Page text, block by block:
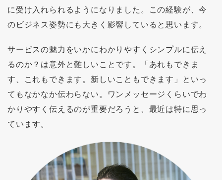
に受け入れられるようになりました。この経験が、今
のビジネス姿勢にも大きく影響していると思います。
サービスの魅力をいかにわかりやすくシンプルに伝え
るのか？は意外と難しいことです。「あれもできま
す、これもできます。新しいこともできます」といっ
てもなかなか伝わらない。ワンメッセージくらいでわ
かりやすく伝えるのが重要だろうと、最近は特に思っ
ています。